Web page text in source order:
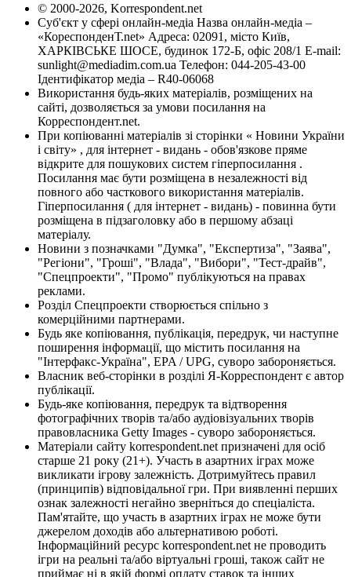
© 2000-2026, Korrespondent.net
Суб'єкт у сфері онлайн-медіа Назва онлайн-медіа –
«КореспонденТ.net» Адреса: 02091, місто Київ,
ХАРКІВСЬКЕ ШОСЕ, будинок 172-Б, офіс 208/1 E-mail:
sunlight@mediadim.com.ua Телефон: 044-205-43-00
Ідентифікатор медіа – R40-06068
Використання будь-яких матеріалів, розміщених на
сайті, дозволяється за умови посилання на
Корреспондент.net.
При копіюванні матеріалів зі сторінки « Новини України
і світу» , для інтернет - видань - обов'язкове пряме
відкрите для пошукових систем гіперпосилання .
Посилання має бути розміщена в незалежності від
повного або часткового використання матеріалів.
Гіперпосилання ( для інтернет - видань) - повинна бути
розміщена в підзаголовку або в першому абзаці
матеріалу.
Новини з позначками "Думка", "Експертиза", "Заява",
"Регіони", "Гроші", "Влада", "Вибори", "Тест-драйв",
"Спецпроекти", "Промо" публікуються на правах
реклами.
Розділ Спецпроекти створюється спільно з
комерційними партнерами.
Будь яке копіювання, публікація, передрук, чи наступне
поширення інформації, що містить посилання на
"Інтерфакс-Україна", EPA / UPG, суворо забороняється.
Власник веб-сторінки в розділі Я-Корреспондент є автор
публікації.
Будь-яке копіювання, передрук та відтворення
фотографічних творів та/або аудіовізуальних творів
правовласника Getty Images - суворо забороняється.
Матеріали сайту korrespondent.net призначені для осіб
старше 21 року (21+). Участь в азартних іграх може
викликати ігрову залежність. Дотримуйтесь правил
(принципів) відповідальної гри. При виявленні перших
ознак залежності негайно зверніться до спеціаліста.
Пам'ятайте, що участь в азартних іграх не може бути
джерелом доходів або альтернативою роботі.
Інформаційний ресурс korrespondent.net не проводить
ігри на реальні та/або віртуальні гроші, також сайт не
приймає ні в якій формі оплату ставок та інших